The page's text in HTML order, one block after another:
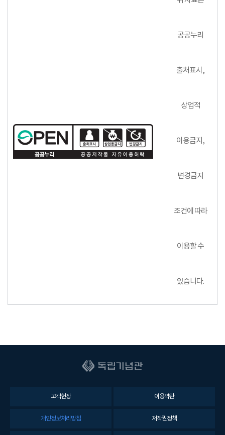
공공누리
출처표시,
상업적
이용금지,
변경금지
조건에 따라
이용할 수
있습니다.
고객헌장 이용약관
개인정보처리방침 저작권정책